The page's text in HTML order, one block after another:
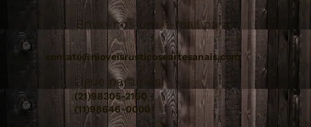
Envie-nos um e-mail para:
contato@moveisrusticoseartesanais.com
Ligue para nós:
(21)98305-2160
(11)98646-0000